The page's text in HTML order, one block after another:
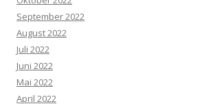
September 2022
August 2022
Juli 2022
Juni 2022
Mai 2022
April 2022